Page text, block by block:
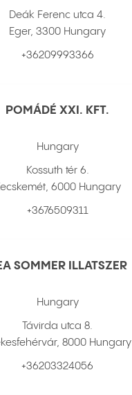
Deák Ferenc utca 4.
Eger, 3300 Hungary
+36209993366
POMÁDÉ XXI. KFT.
Hungary
Kossuth tér 6.
, 6000 Hungary
+3676509311
SOMMER ILLATSZER
Hungary
Távirda utca 8.
, 8000 Hungary
+36203324056